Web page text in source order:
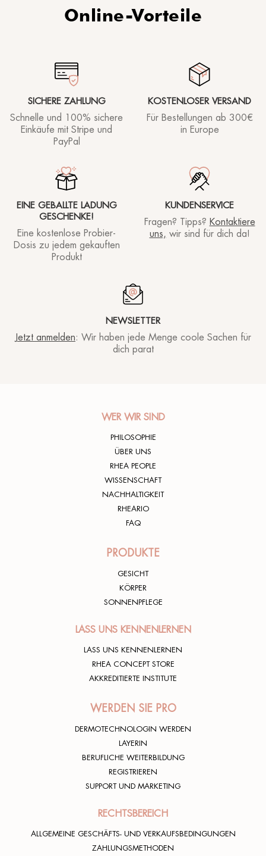
Online-Vorteile
SICHERE ZAHLUNG
Schnelle und 100% sichere
Einkäufe mit Stripe und
PayPal
KOSTENLOSER VERSAND
Für Bestellungen ab 300€
in Europe
EINE GEBALLTE LADUNG
GESCHENKE!
Eine kostenlose Probier-
Dosis zu jedem gekauften
Produkt
KUNDENSERVICE
Fragen? Tipps? Kontaktiere
uns, wir sind für dich da!
NEWSLETTER
Jetzt anmelden: Wir haben jede Menge coole Sachen für
dich parat
WER WIR SIND
PHILOSOPHIE
ÜBER UNS
RHEA PEOPLE
WISSENSCHAFT
NACHHALTIGKEIT
RHEARIO
FAQ
PRODUKTE
GESICHT
KÖRPER
SONNENPFLEGE
LASS UNS KENNENLERNEN
LASS UNS KENNENLERNEN
RHEA CONCEPT STORE
AKKREDITIERTE INSTITUTE
WERDEN SIE PRO
DERMOTECHNOLOGIN WERDEN
LAYERIN
BERUFLICHE WEITERBILDUNG
REGISTRIEREN
SUPPORT UND MARKETING
RECHTSBEREICH
ALLGEMEINE GESCHÄFTS- UND VERKAUFSBEDINGUNGEN
ZAHLUNGSMETHODEN